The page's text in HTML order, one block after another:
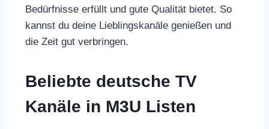
Bedürfnisse erfüllt und gute Qualität bietet. So
kannst du deine Lieblingskanäle genießen und
die Zeit gut verbringen.
Beliebte deutsche TV
Kanäle in M3U Listen